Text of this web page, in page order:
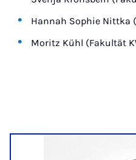
Hannah Sophie Nittka
Moritz Kühl (Fakultät